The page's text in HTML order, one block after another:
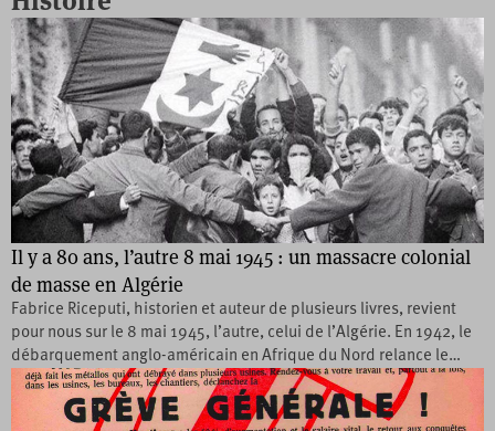
Il y a 80 ans, l’autre 8 mai 1945 : un massacre colonial
de masse en Algérie
Fabrice Riceputi, historien et auteur de plusieurs livres, revient
pour nous sur le 8 mai 1945, l’autre, celui de l’Algérie. En 1942, le
débarquement anglo-américain en Afrique du Nord relance le…